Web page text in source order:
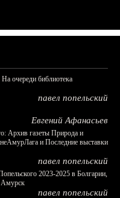
очереди библиотека
павел попельский
Евгений Афанасьев
Архив газеты Природа и
и Последние выставки
павел попельский
2023-2025 в Болгарии,
Амурск
павел попельский